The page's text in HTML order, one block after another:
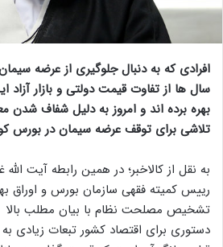
افرادی که به دنبال جلوگیری از عرضه
سال ها از تفاوت قیمت دولتی و بازار
بهره برده اند و امروز به دلیل شفاف شدن
تلاشی برای توقف عرضه سیمان در بورس
به نقل از کالاخبر؛ در همین رابطه آیت
رییس کمیته فقهی سازمان بورس و اوراق
تشخیص مصلحت نظام با بیان مطلب
دستوری برای اقتصاد کشور تبعات زیادی